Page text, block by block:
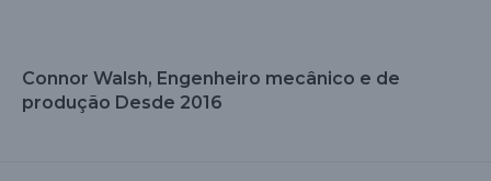
Connor Walsh, Engenheiro mecânico e de
produção Desde 2016